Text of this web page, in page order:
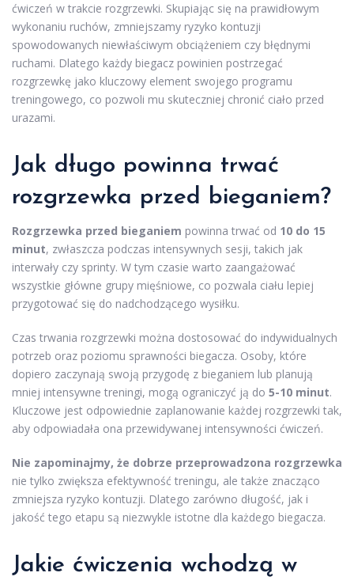
ćwiczeń w trakcie rozgrzewki. Skupiając się na prawidłowym
wykonaniu ruchów, zmniejszamy ryzyko kontuzji
spowodowanych niewłaściwym obciążeniem czy błędnymi
ruchami. Dlatego każdy biegacz powinien postrzegać
rozgrzewkę jako kluczowy element swojego programu
treningowego, co pozwoli mu skuteczniej chronić ciało przed
urazami.
Jak długo powinna trwać
rozgrzewka przed bieganiem?
Rozgrzewka przed bieganiem powinna trwać od 10 do 15
minut, zwłaszcza podczas intensywnych sesji, takich jak
interwały czy sprinty. W tym czasie warto zaangażować
wszystkie główne grupy mięśniowe, co pozwala ciału lepiej
przygotować się do nadchodzącego wysiłku.
Czas trwania rozgrzewki można dostosować do indywidualnych
potrzeb oraz poziomu sprawności biegacza. Osoby, które
dopiero zaczynają swoją przygodę z bieganiem lub planują
mniej intensywne treningi, mogą ograniczyć ją do 5-10 minut.
Kluczowe jest odpowiednie zaplanowanie każdej rozgrzewki tak,
aby odpowiadała ona przewidywanej intensywności ćwiczeń.
Nie zapominajmy, że dobrze przeprowadzona rozgrzewka
nie tylko zwiększa efektywność treningu, ale także znacząco
zmniejsza ryzyko kontuzji. Dlatego zarówno długość, jak i
jakość tego etapu są niezwykle istotne dla każdego biegacza.
Jakie ćwiczenia wchodzą w